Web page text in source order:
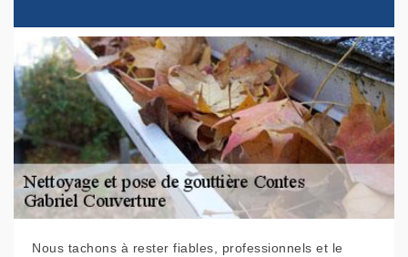
Nous tachons à rester fiables, professionnels et le